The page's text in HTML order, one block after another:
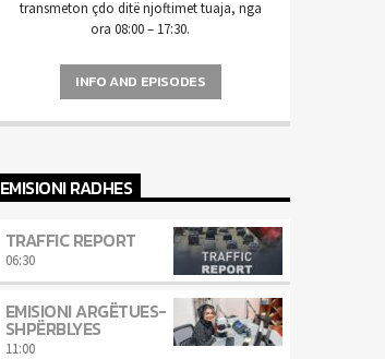
transmeton çdo ditë njoftimet tuaja, nga
ora 08:00 – 17:30.
INFO AND EPISODES
EMISIONI RADHES
TRAFFIC REPORT
06:30
EMISIONI ARGËTUES-
SHPËRBLYES
11:00